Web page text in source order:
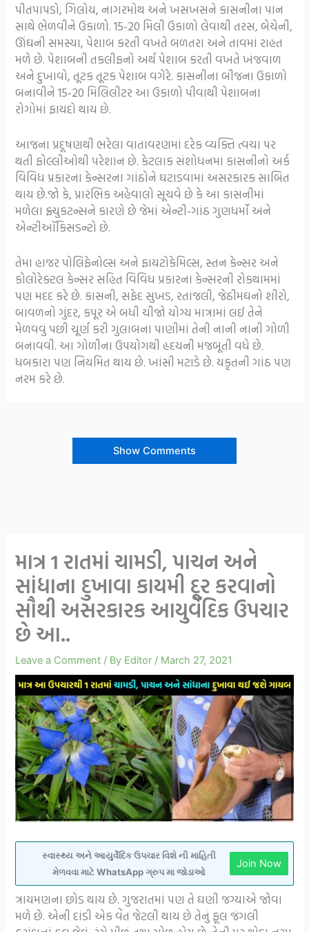
પીતપાપડો, ગિલોય, નાગરમોથ અને ખસખસને કાસનીના પાન
સાથે ભેળવીને ઉકાળો. 15-20 મિલી ઉકાળો લેવાથી તરસ, બેચેની,
ઊંઘની સમસ્યા, પેશાબ કરતી વખતે બળતરા અને તાવમાં રાહત
મળે છે. પેશાબની તકલીફનો અર્થ પેશાબ કરતી વખતે ખંજવાળ
અને દુખાવો, તૂટક તૂટક પેશાબ વગેરે. કાસનીના બીજના ઉકાળો
બનાવીને 15-20 મિલિલીટર આ ઉકાળો પીવાથી પેશાબના
રોગોમાં ફાયદો થાય છે.
આજના પ્રદૂષણથી ભરેલા વાતાવરણમાં દરેક વ્યક્તિ ત્વચા પર
થતી ફોલ્લીઓથી પરેશાન છે. કેટલાક સંશોધનમાં કાસનીનો અર્ક
વિવિધ પ્રકારના કેન્સરના ગાંઠોને ઘટાડવામાં અસરકારક સાબિત
થાય છે.જો કે, પ્રારંભિક અહેવાલો સૂચવે છે કે આ કાસનીમાં
મળેલા ફ્ર્યુકટન્સને કારણે છે જેમાં એન્ટી-ગાંઠ ગુણધર્મો અને
એન્ટીઑકિસડન્ટો છે.
તેમા હાજર પોલિફેનોલ્સ અને ફાયટોકેમિલ્સ, સ્તન કેન્સર અને
કોલોરેક્ટલ કેન્સર સહિત વિવિધ પ્રકારના કેન્સરની રોકથામમાં
પણ મદદ કરે છે. કાસની, સફેદ સુખડ, રતાંજલી, જેઠીમઘનો શીરો,
બાવળનો ગુંદર, કપૂર એ બધી ચીજો યોગ્ય માત્રામાં લઈ તેને
મેળવવું પછી ચૂર્ણ કરી ગુલાબના પાણીમાં તેની નાની નાની ગોળી
બનાવવી. આ ગોળીના ઉપયોગથી હૃદયની મજબૂતી વધે છે.
ધબકારા પણ નિયમિત થાય છે. ખાંસી મટાડે છે. યકૃતની ગાંઠ પણ
નરમ કરે છે.
Show Comments
માત્ર 1 રાતમાં ચામડી, પાચન અને
સાંધાના દુખાવા કાયમી દૂર કરવાનો
સૌથી અસરકારક આયુર્વેદિક ઉપચાર
છે આ..
Leave a Comment / By Editor / March 27, 2021
સ્વાસ્થ્ય અને આયુર્વેદિક ઉપચાર વિશે ની માહિતી
મેળવવા માટે WhatsApp ગ્રુપ મા જોડાઓ
Join Now
ત્રાયમણના છોડ થાય છે. ગુજરાતમાં પણ તે ઘણી જગ્યાએ જોવા
મળે છે. એની દાંડી એક વેંત જેટલી થાય છે તેનું ફૂલ જંગલી